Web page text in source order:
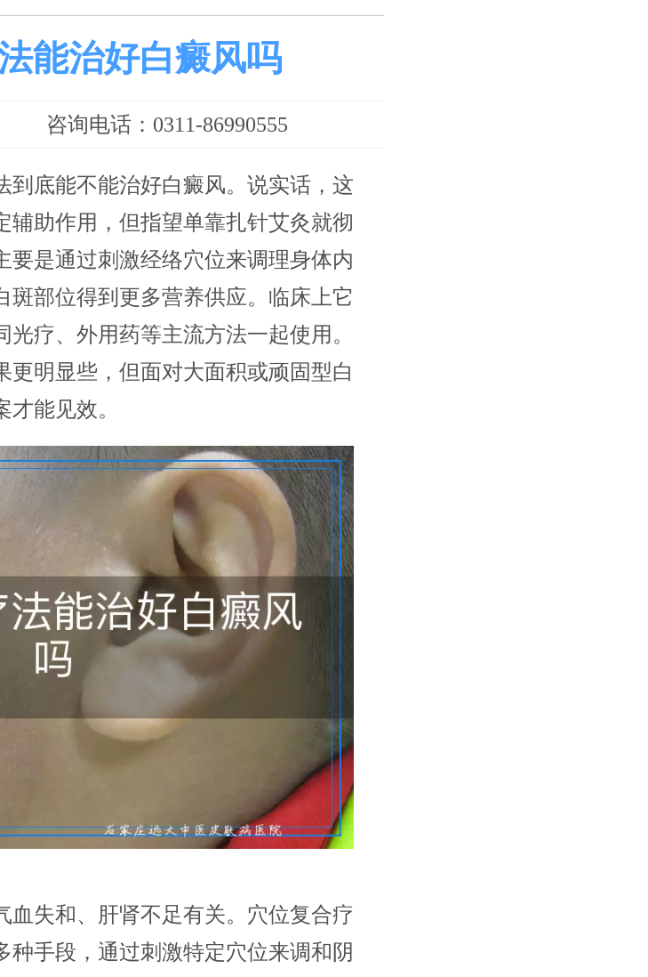
能治好白癜风吗
咨询电话：0311-86990555
到底能不能治好白癜风。说实话，这
辅助作用，但指望单靠扎针艾灸就彻
要是通过刺激经络穴位来调理身体内
斑部位得到更多营养供应。临床上它
疗、外用药等主流方法一起使用。
更明显些，但面对大面积或顽固型白
能见效。
血失和、肝肾不足有关。穴位复合疗
种手段，通过刺激特定穴位来调和阴